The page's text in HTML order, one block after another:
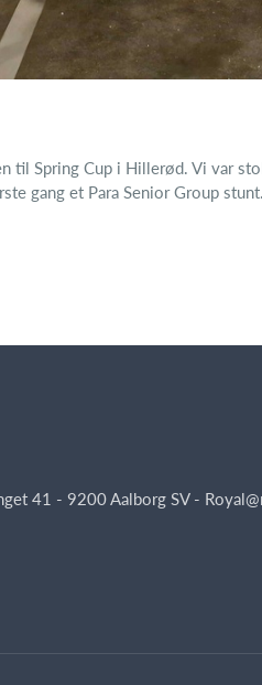
til Spring Cup i Hillerød. Vi var
gang et Para Senior Group
41 - 9200 Aalborg SV -